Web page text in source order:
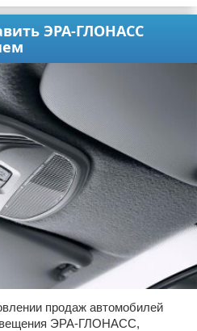
ЭРА-ГЛОНАСС
продаж автомобилей
ЭРА-ГЛОНАСС,